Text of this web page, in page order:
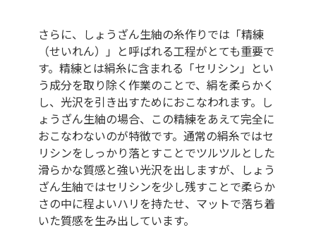
さらに、しょうざん生紬の糸作りでは「精練
（せいれん）」と呼ばれる工程がとても重要で
す。精練とは絹糸に含まれる「セリシン」とい
う成分を取り除く作業のことで、絹を柔らかく
し、光沢を引き出すためにおこなわれます。し
ょうざん生紬の場合、この精練をあえて完全に
おこなわないのが特徴です。通常の絹糸ではセ
リシンをしっかり落とすことでツルツルとした
滑らかな質感と強い光沢を出しますが、しょう
ざん生紬ではセリシンを少し残すことで柔らか
さの中に程よいハリを持たせ、マットで落ち着
いた質感を生み出しています。